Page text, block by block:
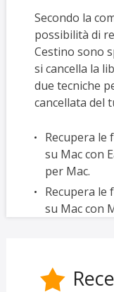
Secondo la
possibilità di
Cestino sono
si cancella la
due tecniche
cancellata del
Recupera le
su Mac con
per Mac.
Recupera le
su Mac con
